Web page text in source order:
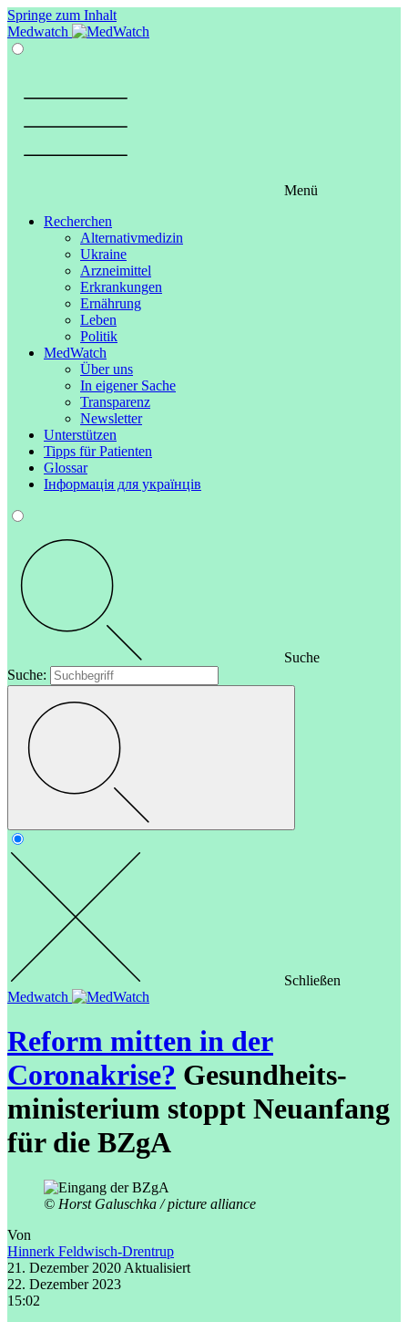
Springe zum Inhalt
Medwatch
Menü
Recherchen
Alternativmedizin
Ukraine
Arzneimittel
Erkrankungen
Ernährung
Leben
Politik
MedWatch
Über uns
In eigener Sache
Transparenz
Newsletter
Unterstützen
Tipps für Patienten
Glossar
Інформація для українців
Suche
Suche:
Schließen
Medwatch
Reform mitten in der
Coronakrise? Gesundheits­­
ministerium stoppt Neuanfang
für die BZgA
© Horst Galuschka / picture alliance
Von
Hinnerk Feldwisch-Drentrup
21. Dezember 2020 Aktualisiert
22. Dezember 2023
15:02